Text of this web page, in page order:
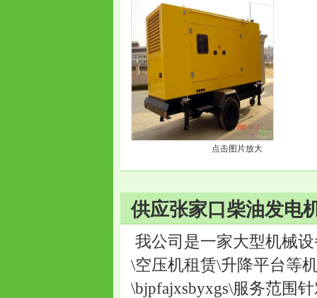
点击图片放大
供应张家口柴油发电
我公司是一家大型机械
\空压机租赁\升降平台等
\bjpfajxsbyxgs\服务范围